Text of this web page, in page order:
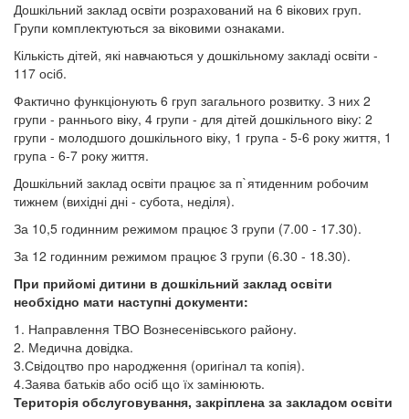
Дошкільний заклад освіти розрахований на 6 вікових груп.
Групи комплектуються за віковими ознаками.
Кількість дітей, які навчаються у дошкільному закладі освіти -
117 осіб.
Фактично функціонують 6 груп загального розвитку. З них 2
групи - раннього віку, 4 групи - для дітей дошкільного віку: 2
групи - молодшого дошкільного віку, 1 група - 5-6 року життя, 1
група - 6-7 року життя.
Дошкільний заклад освіти працює за п`ятиденним робочим
тижнем (вихідні дні - субота, неділя).
За 10,5 годинним режимом працює 3 групи (7.00 - 17.30).
За 12 годинним режимом працює 3 групи (6.30 - 18.30).
При прийомі дитини в дошкільний заклад освіти
необхідно мати наступні документи:
1. Направлення ТВО Вознесенівського району.
2. Медична довідка.
3.Свідоцтво про народження (оригінал та копія).
4.Заява батьків або осіб що їх замінюють.
Територія обслуговування, закріплена за закладом освіти